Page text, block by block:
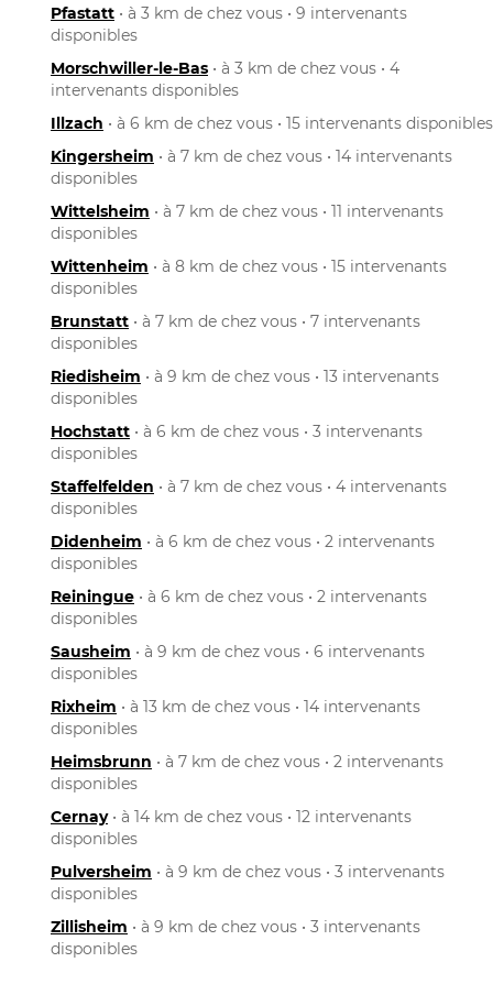
Pfastatt • à 3 km de chez vous • 9 intervenants
disponibles
Morschwiller-le-Bas • à 3 km de chez vous • 4
intervenants disponibles
Illzach • à 6 km de chez vous • 15 intervenants disponibles
Kingersheim • à 7 km de chez vous • 14 intervenants
disponibles
Wittelsheim • à 7 km de chez vous • 11 intervenants
disponibles
Wittenheim • à 8 km de chez vous • 15 intervenants
disponibles
Brunstatt • à 7 km de chez vous • 7 intervenants
disponibles
Riedisheim • à 9 km de chez vous • 13 intervenants
disponibles
Hochstatt • à 6 km de chez vous • 3 intervenants
disponibles
Staffelfelden • à 7 km de chez vous • 4 intervenants
disponibles
Didenheim • à 6 km de chez vous • 2 intervenants
disponibles
Reiningue • à 6 km de chez vous • 2 intervenants
disponibles
Sausheim • à 9 km de chez vous • 6 intervenants
disponibles
Rixheim • à 13 km de chez vous • 14 intervenants
disponibles
Heimsbrunn • à 7 km de chez vous • 2 intervenants
disponibles
Cernay• à 14 km de chez vous • 12 intervenants
disponibles
Pulversheim • à 9 km de chez vous • 3 intervenants
disponibles
Zillisheim • à 9 km de chez vous • 3 intervenants
disponibles